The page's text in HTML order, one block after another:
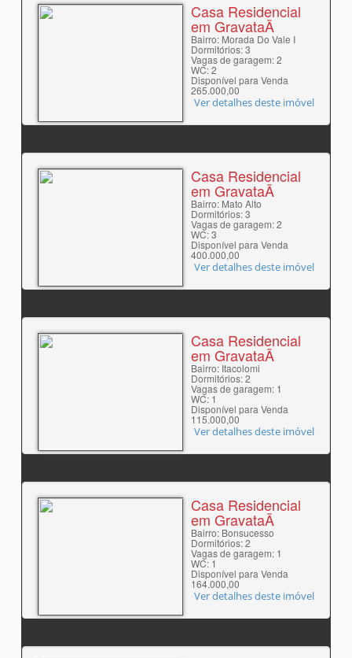
Casa Residencial
em GravataÃ­
Bairro: Morada Do Vale I
Dormitórios: 3
Vagas de garagem: 2
WC: 2
Disponível para Venda
265.000,00
Ver detalhes deste imóvel
Casa Residencial
em GravataÃ­
Bairro: Mato Alto
Dormitórios: 3
Vagas de garagem: 2
WC: 3
Disponível para Venda
400.000,00
Ver detalhes deste imóvel
Casa Residencial
em GravataÃ­
Bairro: Itacolomi
Dormitórios: 2
Vagas de garagem: 1
WC: 1
Disponível para Venda
115.000,00
Ver detalhes deste imóvel
Casa Residencial
em GravataÃ­
Bairro: Bonsucesso
Dormitórios: 2
Vagas de garagem: 1
WC: 1
Disponível para Venda
164.000,00
Ver detalhes deste imóvel